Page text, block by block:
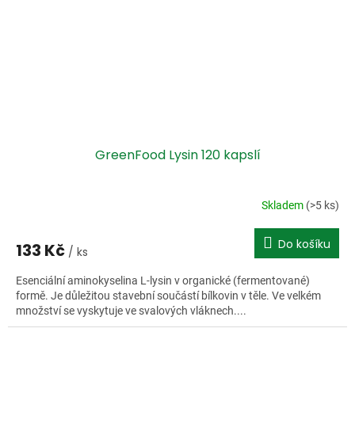
GreenFood Lysin 120 kapslí
Skladem (>5 ks)
133 Kč / ks Do košíku
Esenciální aminokyselina L-lysin v organické (fermentované)
formě. Je důležitou stavební součástí bílkovin v těle. Ve velkém
množství se vyskytuje ve svalových vláknech....